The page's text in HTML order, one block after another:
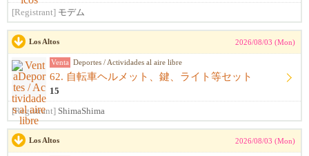
[Registrant] モデム
Los Altos 2026/08/03 (Mon)
Venta Deportes / Actividades al aire libre
62. 自転車ヘルメット、鍵、ライト等セット
15
[Registrant] ShimaShima
Los Altos 2026/08/03 (Mon)